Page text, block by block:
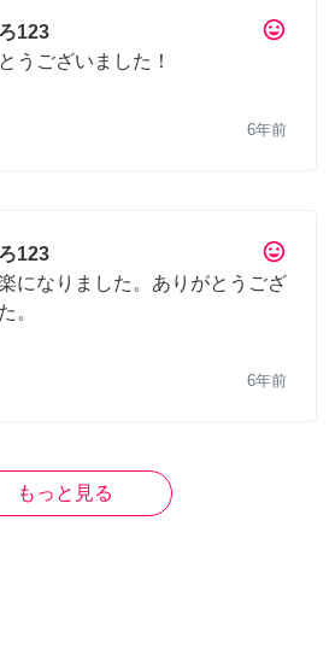
tag_faces
123
うございました！
6年前
tag_faces
123
になりました。ありがとうござ
。
6年前
もっと見る